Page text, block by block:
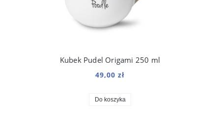
Kubek Pudel Origami 250 ml
49,00 zł
Do koszyka